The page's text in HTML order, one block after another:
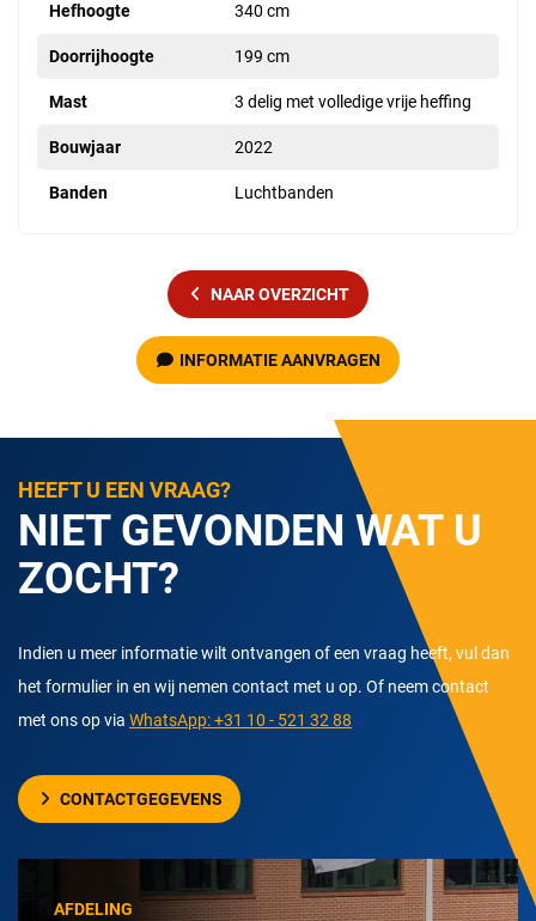
Hefhoogte 340 cm
Doorrijhoogte 199 cm
Mast 3 delig met volledige vrije heffing
Bouwjaar 2022
Banden Luchtbanden
NAAR OVERZICHT
INFORMATIE AANVRAGEN
HEEFT U EEN VRAAG?
NIET GEVONDEN WAT U
ZOCHT?
Indien u meer informatie wilt ontvangen of een vraag heeft, vul dan
het formulier in en wij nemen contact met u op. Of neem contact
met ons op via WhatsApp: +31 10 - 521 32 88
CONTACTGEGEVENS
AFDELING